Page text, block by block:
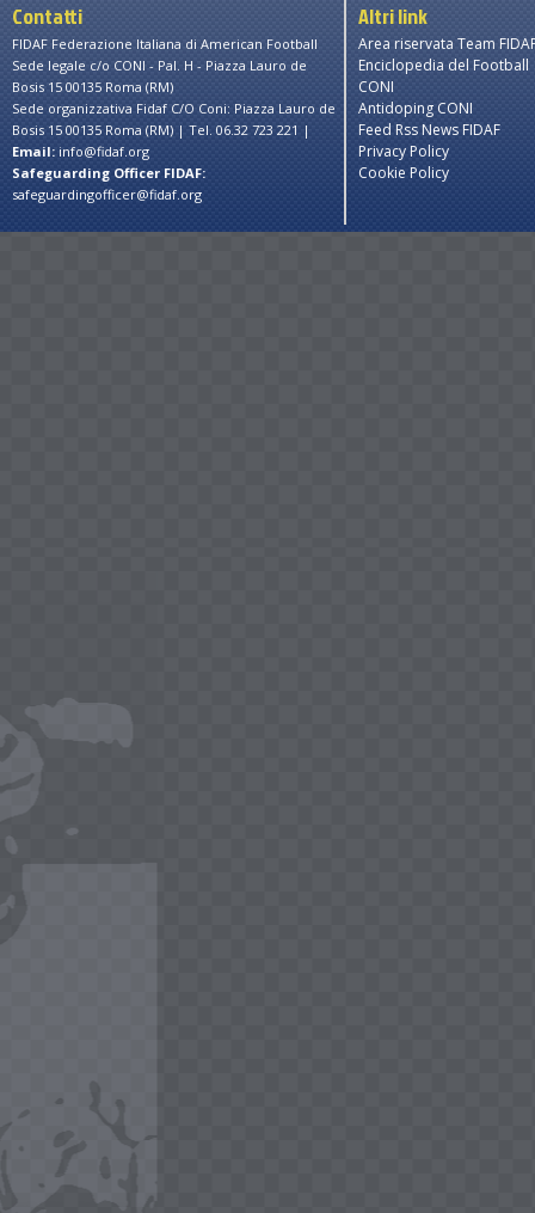
Contatti
FIDAF Federazione Italiana di American Football
Sede legale c/o CONI - Pal. H - Piazza Lauro de
Bosis 15 00135 Roma (RM)
Sede organizzativa Fidaf C/O Coni: Piazza Lauro de
Bosis 15 00135 Roma (RM) | Tel. 06.32 723 221 |
Email: info@fidaf.org
Safeguarding Officer FIDAF:
safeguardingofficer@fidaf.org
Altri link
Area riservata Team
Enciclopedia del Football
CONI
Antidoping CONI
Feed Rss News FIDAF
Privacy Policy
Cookie Policy